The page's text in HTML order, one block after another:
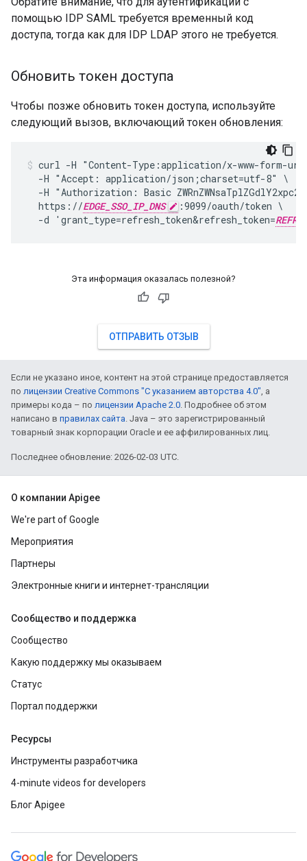
помощью IDP SAML требуется временный код
доступа, тогда как для IDP LDAP этого не требуется.
Обновить токен доступа
Чтобы позже обновить токен доступа, используйте
следующий вызов, включающий токен обновления:
curl -H "Content-Type:application/x-www-form-
  -H "Accept: application/json;charset=utf-8" \
-H "Authorization: Basic
  https://
EDGE_SSO_IP_DNS
:9099/oauth/token \
  -d 'grant_type=refresh_token&refresh_token=
Эта информация оказалась полезной?
ОТПРАВИТЬ ОТЗЫВ
Если не указано иное, контент на этой странице предоставляется
по лицензии Creative Commons "С указанием авторства 4.0", а
примеры кода – по лицензии Apache 2.0. Подробнее об этом
написано в правилах сайта. Java – это зарегистрированный
товарный знак корпорации Oracle и ее аффилированных лиц.
Последнее обновление: 2026-02-03 UTC.
О компании Apigee
We're part of Google
Мероприятия
Партнеры
Электронные книги и интернет-трансляции
Сообщество и поддержка
Сообщество
Какую поддержку мы оказываем
Статус
Портал поддержки
Ресурсы
Инструменты разработчика
4-minute videos for developers
Блог Apigee